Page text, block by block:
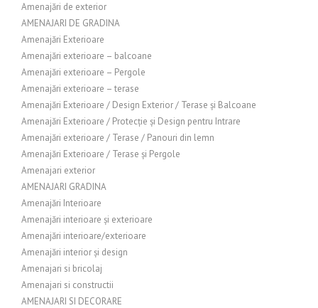
Amenajări de exterior
AMENAJARI DE GRADINA
Amenajări Exterioare
Amenajări exterioare – balcoane
Amenajări exterioare – Pergole
Amenajări exterioare – terase
Amenajări Exterioare / Design Exterior / Terase și Balcoane
Amenajări Exterioare / Protecție și Design pentru Intrare
Amenajări exterioare / Terase / Panouri din lemn
Amenajări Exterioare / Terase și Pergole
Amenajari exterior
AMENAJARI GRADINA
Amenajări Interioare
Amenajări interioare și exterioare
Amenajări interioare/exterioare
Amenajări interior și design
Amenajari si bricolaj
Amenajari si constructii
AMENAJARI SI DECORARE